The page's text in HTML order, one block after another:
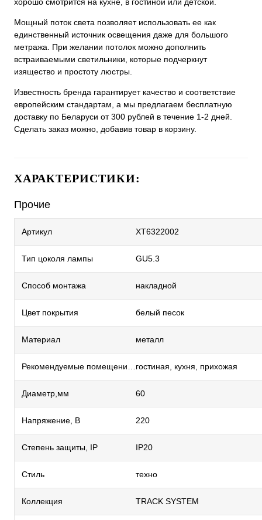
Мощный поток света позволяет использовать ее как
единственный источник освещения даже для большого
метража. При желании потолок можно дополнить
встраиваемыми светильники, которые подчеркнут
изящество и простоту люстры.
Известность бренда гарантирует качество и соответствие
европейским стандартам, а мы предлагаем бесплатную
доставку по Беларуси от 300 рублей в течение 1-2 дней.
Сделать заказ можно, добавив товар в корзину.
ХАРАКТЕРИСТИКИ:
Прочие
Артикул XT6322002
Тип цоколя лампы GU5.3
Способ монтажа накладной
Цвет покрытия белый песок
Материал металл
гостиная, кухня, прихожая
Диаметр,мм 60
Напряжение, В 220
Степень защиты, IP IP20
Стиль техно
Коллекция TRACK SYSTEM